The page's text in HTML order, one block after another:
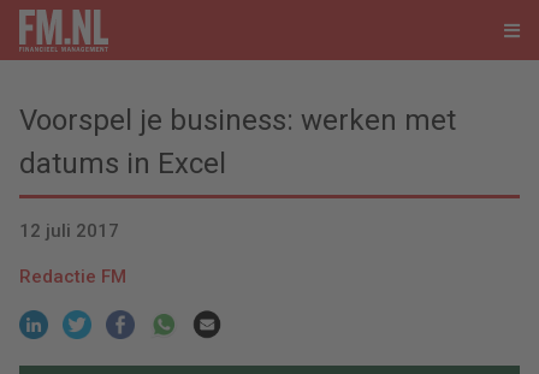
Voorspel je business: werken met
datums in Excel
12 juli 2017
Redactie FM